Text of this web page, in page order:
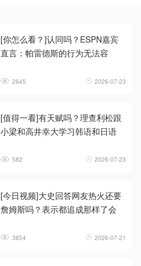
[你怎么看？]认同吗？ESPN嘉宾
直言：帕雷德斯的行为无法容
2645 2026-07-23
[值得一看]有天赋吗？理查利松跟
小梁和高井幸大学习韩语和日语
582 2026-07-23
[今日视频]大史回答网友热火还要
詹姆斯吗？表示都追成那样了会
3854 2026-07-21